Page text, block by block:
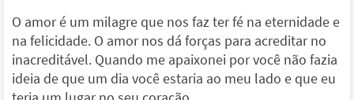
NAMORO
VER TODAS
O amor é um milagre que nos faz ter fé na eternidade e
na felicidade. O amor nos dá forças para acreditar no
inacreditável. Quando me apaixonei por você não fazia
ideia de que um dia você estaria ao meu lado e que eu